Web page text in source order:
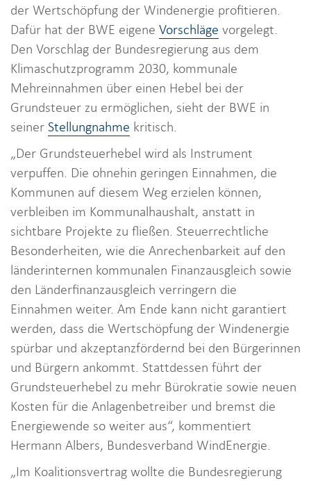
der Wertschöpfung der Windenergie profitieren.
Dafür hat der BWE eigene Vorschläge vorgelegt.
Den Vorschlag der Bundesregierung aus dem
Klimaschutzprogramm 2030, kommunale
Mehreinnahmen über einen Hebel bei der
Grundsteuer zu ermöglichen, sieht der BWE in
seiner Stellungnahme kritisch.
„Der Grundsteuerhebel wird als Instrument
verpuffen. Die ohnehin geringen Einnahmen, die
Kommunen auf diesem Weg erzielen können,
verbleiben im Kommunalhaushalt, anstatt in
sichtbare Projekte zu fließen. Steuerrechtliche
Besonderheiten, wie die Anrechenbarkeit auf den
länderinternen kommunalen Finanzausgleich sowie
den Länderfinanzausgleich verringern die
Einnahmen weiter. Am Ende kann nicht garantiert
werden, dass die Wertschöpfung der Windenergie
spürbar und akzeptanzfördernd bei den Bürgerinnen
und Bürgern ankommt. Stattdessen führt der
Grundsteuerhebel zu mehr Bürokratie sowie neuen
Kosten für die Anlagenbetreiber und bremst die
Energiewende so weiter aus“, kommentiert
Hermann Albers, Bundesverband WindEnergie.
„Im Koalitionsvertrag wollte die Bundesregierung